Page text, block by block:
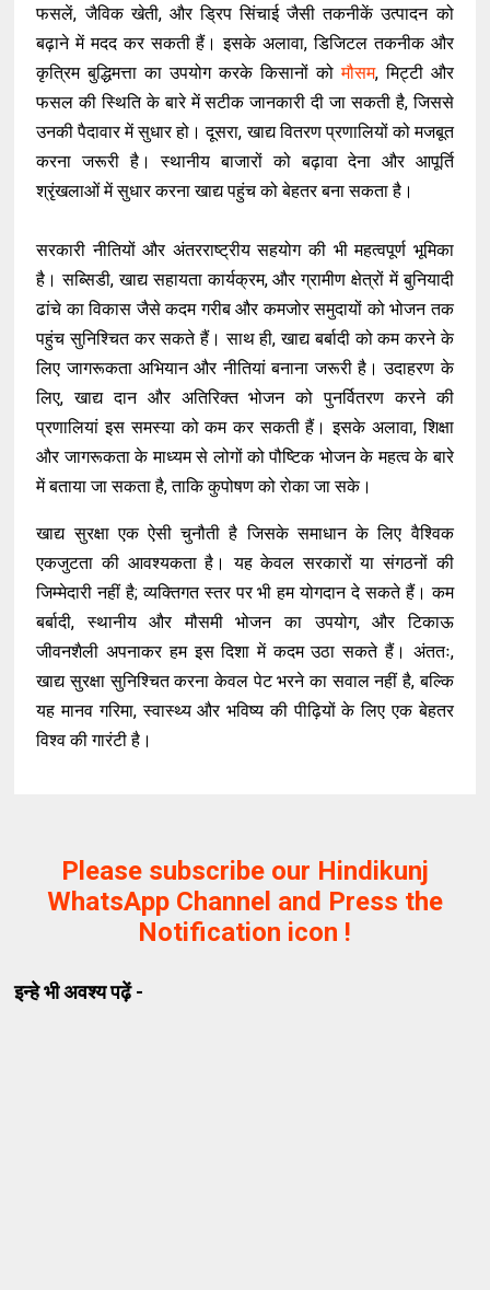
फसलें, जैविक खेती, और ड्रिप सिंचाई जैसी तकनीकें उत्पादन को
बढ़ाने में मदद कर सकती हैं। इसके अलावा, डिजिटल तकनीक और
कृत्रिम बुद्धिमत्ता का उपयोग करके किसानों कोमौसम, मिट्टी और
फसल की स्थिति के बारे में सटीक जानकारी दी जा सकती है, जिससे
उनकी पैदावार में सुधार हो। दूसरा, खाद्य वितरण प्रणालियों को मजबूत
करना जरूरी है। स्थानीय बाजारों को बढ़ावा देना और आपूर्ति
श्रृंखलाओं में सुधार करना खाद्य पहुंच को बेहतर बना सकता है।
सरकारी नीतियों और अंतरराष्ट्रीय सहयोग की भी महत्वपूर्ण भूमिका
है। सब्सिडी, खाद्य सहायता कार्यक्रम, और ग्रामीण क्षेत्रों में बुनियादी
ढांचे का विकास जैसे कदम गरीब और कमजोर समुदायों को भोजन तक
पहुंच सुनिश्चित कर सकते हैं। साथ ही, खाद्य बर्बादी को कम करने के
लिए जागरूकता अभियान और नीतियां बनाना जरूरी है। उदाहरण के
लिए, खाद्य दान और अतिरिक्त भोजन को पुनर्वितरण करने की
प्रणालियां इस समस्या को कम कर सकती हैं। इसके अलावा, शिक्षा
और जागरूकता के माध्यम से लोगों को पौष्टिक भोजन के महत्व के बारे
में बताया जा सकता है, ताकि कुपोषण को रोका जा सके।
खाद्य सुरक्षा एक ऐसी चुनौती है जिसके समाधान के लिए वैश्विक
एकजुटता की आवश्यकता है। यह केवल सरकारों या संगठनों की
जिम्मेदारी नहीं है; व्यक्तिगत स्तर पर भी हम योगदान दे सकते हैं। कम
बर्बादी, स्थानीय और मौसमी भोजन का उपयोग, और टिकाऊ
जीवनशैली अपनाकर हम इस दिशा में कदम उठा सकते हैं। अंततः,
खाद्य सुरक्षा सुनिश्चित करना केवल पेट भरने का सवाल नहीं है, बल्कि
यह मानव गरिमा, स्वास्थ्य और भविष्य की पीढ़ियों के लिए एक बेहतर
विश्व की गारंटी है।
Please subscribe our Hindikunj
WhatsApp Channel and Press the
Notification icon !
इन्हे भी अवश्य पढ़ें -